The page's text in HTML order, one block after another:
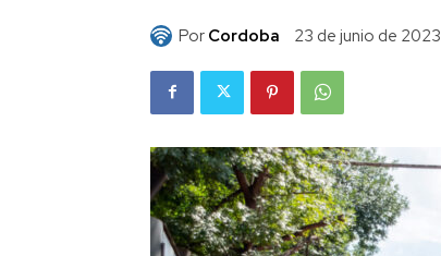
Por Cordoba 23 de junio de 2023